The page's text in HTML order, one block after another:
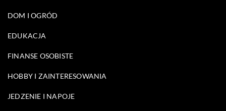
DOM I OGRÓD
EDUKACJA
FINANSE OSOBISTE
HOBBY I ZAINTERESOWANIA
JEDZENIE I NAPOJE